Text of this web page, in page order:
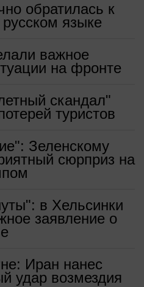
обратилась к
языке
важное
на фронте
скандал"
туристов
Зеленскому
сюрприз на
в Хельсинки
заявление о
Иран нанес
удар возмездия